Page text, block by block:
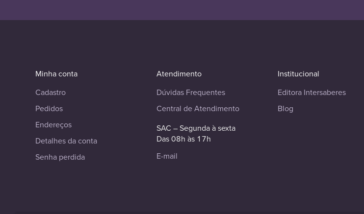
Minha conta
Cadastro
Pedidos
Endereços
Detalhes da conta
Senha perdida
Atendimento
Dúvidas Frequentes
Central de Atendimento
SAC – Segunda à sexta
Das 08h às 17h
E-mail
Institucional
Editora Intersaberes
Blog